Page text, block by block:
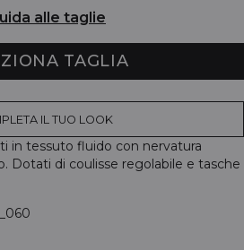
alle taglie
TAGLIA
IL TUO LOOK
in tessuto fluido con nervatura
Dotati di coulisse regolabile e tasche